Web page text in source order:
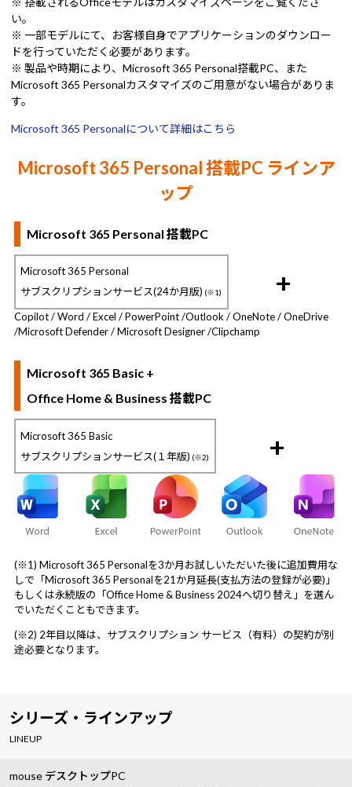
い。
※ 一部モデルにて、お客様自身でアプリケーションのダウンロー
ドを行っていただく必要があります。
※ 製品や時期により、Microsoft 365 Personal搭載PC、また
Microsoft 365 Personalカスタマイズのご用意がない場合がありま
す。
Microsoft 365 Personalについて詳細はこちら
Microsoft 365 Personal 搭載PC ラインア
ップ
Microsoft 365 Personal 搭載PC
Microsoft 365 Personal
サブスクリプションサービス(24か月版) (※1) +
Copilot / Word / Excel / PowerPoint /Outlook / OneNote / OneDrive
/Microsoft Defender / Microsoft Designer /Clipchamp
Microsoft 365 Basic +
Office Home & Business 搭載PC
Microsoft 365 Basic
サブスクリプションサービス(１年版) (※2) +
(※1) Microsoft 365 Personalを3か月お試しいただいた後に追加費用な
しで「Microsoft 365 Personalを21か月延長(支払方法の登録が必要)」
もしくは永続版の「Office Home & Business 2024へ切り替え」を選ん
でいただくこともできます。
(※2) 2年目以降は、サブスクリプション サービス（有料）の契約が別
途必要となります。
シリーズ・ラインアップ
LINEUP
mouse デスクトップPC